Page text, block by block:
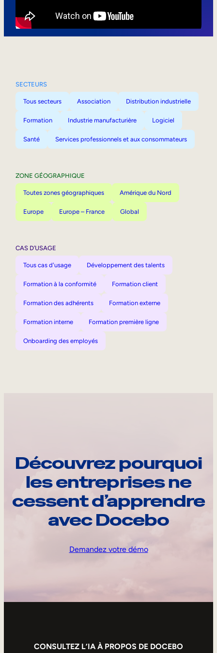
SECTEURS
Tous secteurs Association Distribution industrielle
Formation Industrie manufacturière Logiciel
Santé Services professionnels et aux consommateurs
ZONE GÉOGRAPHIQUE
Toutes zones géographiques Amérique du Nord
Europe Europe – France Global
CAS D’USAGE
Tous cas d'usage Développement des talents
Formation à la conformité Formation client
Formation des adhérents Formation externe
Formation interne Formation première ligne
Onboarding des employés
Découvrez pourquoi
les entreprises ne
cessent d’apprendre
avec Docebo
Demandez votre démo
CONSULTEZ L’IA À PROPOS DE DOCEBO